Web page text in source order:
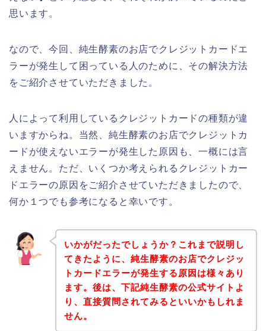
思います。
なので、今回、純生酵素のお店でクレジットカードエ
ラーが発生して困っている人のために、その解決方法
をご紹介させていただきました。
人によって利用しているクレジットカードの種類が違
いますからね。当然、純生酵素のお店でクレジットカ
ードが使えないエラーが発生した原因も、一概には言
えません。ただ、いくつか考えられるクレジットカー
ドエラーの原因をご紹介させていただきましたので、
何か１つでも参考になると幸いです。
いかがだったでしょうか？これまで説明し
てきたように、純生酵素のお店でクレジッ
トカードエラーが発生する原因は様々あり
ます。後は、下記純生酵素の公式サイトよ
り、直接質問されてみるといいかもしれま
せん。